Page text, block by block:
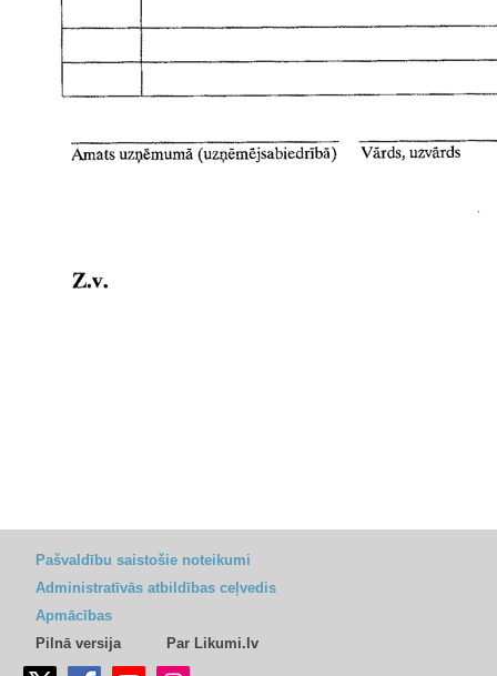
Pašvaldību saistošie noteikumi
Administratīvās atbildības ceļvedis
Apmācības
Pilnā versija
Par Likumi.lv